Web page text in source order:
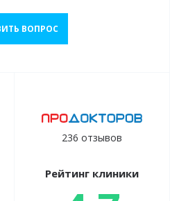
ВОПРОС
236 отзывов
Рейтинг клиники